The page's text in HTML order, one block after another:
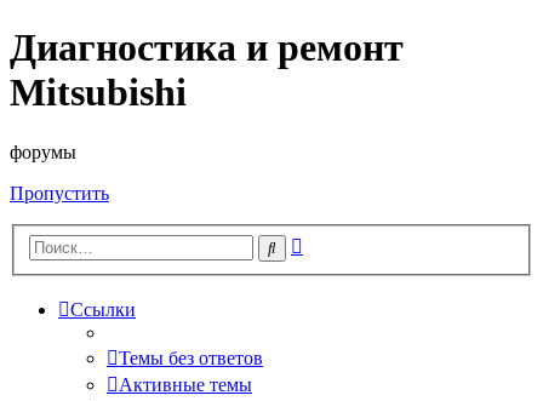
Диагностика и ремонт
Mitsubishi
форумы
Пропустить
Поиск
Ссылки
Темы без ответов
Активные темы